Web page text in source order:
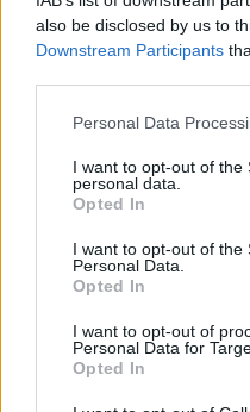
also be disclosed by us to
Downstream Participants
Personal Data
I want to opt-out of the
personal data.
Opted In
I want to opt-out of the
Personal Data.
Opted In
I want to opt-out of
Personal Data for
Opted In
TAIP PAT
Sveikata
Palangos reabilitacijos
filialas „Pušynas“ diegia
pažangias skaitmenines